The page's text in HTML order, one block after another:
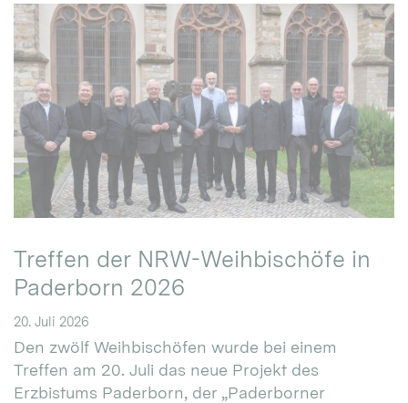
Treffen der NRW-Weihbischöfe in
Paderborn 2026
20. Juli 2026
Den zwölf Weihbischöfen wurde bei einem
Treffen am 20. Juli das neue Projekt des
Erzbistums Paderborn, der „Paderborner